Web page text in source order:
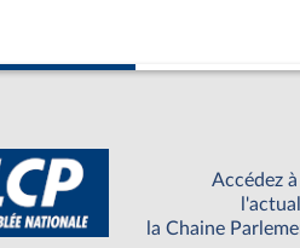
Accédez
la Chaine